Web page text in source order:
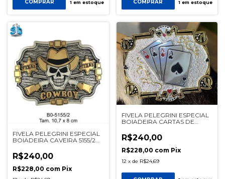
COMPRAR 1em estoque COMPRAR 1 em estoque
FIVELA PELEGRINI ESPECIAL
BOIADEIRA CAVEIRA 5155/2
R$240,00
R$228,00 com Pix
FIVELA PELEGRINI ESPECIAL
BOIADEIRA CARTAS DE
122403-P
R$240,00
R$228,00 com Pix
12 x de R$24,69